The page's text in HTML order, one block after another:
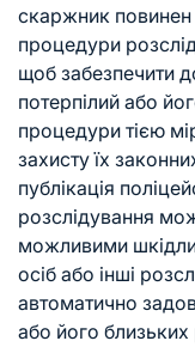
скаржник
процедури
щоб забезпечити
потерпілий або
процедури тією
захисту їх
публікація
розслідування
можливими
осіб або інші
автоматично
або його близьких